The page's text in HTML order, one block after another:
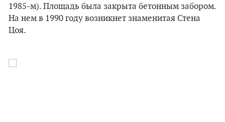
1985-м). Площадь была закрыта бетонным забором.
На нем в 1990 году возникнет знаменитая Стена
Цоя.